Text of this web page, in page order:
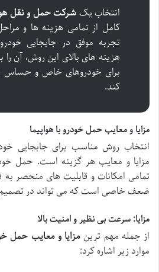
انتخاب یکشرکت حمل و نقل
کامل از تمامی هزینه ها و
تجربه موفق در جابجایی
هزینه های بالای این روش، آن را
برای خودروهای خاص و حساس
کند.
مزایا و معایب حمل خودرو با هواپیما
انتخاب روش مناسب برای جابجایی
مزایا و معایب هر گزینه است. حمل
تمامی امکانات و قابلیت های منحصر به
ضعف خاصی است که می تواند در تصمیم
مزایا: سرعت بی نظیر و امنیت بالا
از جمله مهم ترینمزایا و معایب حمل
موارد زیر اشاره کرد: